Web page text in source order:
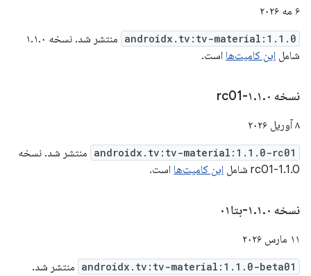
۶ مه ۲۰۲۶
androidx.tv:tv-material:1.1.0
منتشر شد. نسخه ۱.۱.۰
شامل این کامیت‌ها است.
نسخه ۱ .۱.۰-rc01
۸ آوریل ۲۰۲۶
androidx.tv:tv-material:1.1.0-rc01 منتشر شد. نسخه
1.1.0-rc01 شامل
این کامیت‌ها است.
نسخه ۱ .۱.۰-بتا۰۱
۱۱ مارس ۲۰۲۶
androidx.tv:tv-material:1.1.0-beta01 منتشر شد.